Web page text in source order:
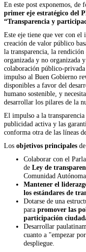
En este post exponemos, de
primer eje estratégico del
“Transparencia y
Este eje tiene que ver con el
creación de valor público
la transparencia, la
organizada y no organizada
colaboración público-
impulso al Buen Gobierno
disponibles a favor del
humano sostenible, y
desarrollar los pilares de la
El impulso a la
publicidad activa y las
conforma otra de las líneas
Los objetivos principales
Colaborar con el
de Ley de
Comunidad
Mantener el
los estándares de
Dotarse de una
para promover las
participación
Desarrollar
cuanto a "empezar
despliegue.